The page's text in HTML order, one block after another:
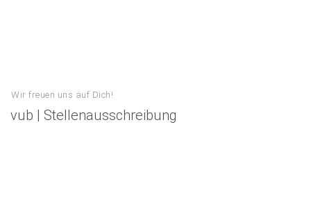
vub | Stellenausschreibung
Wir freuen uns auf Dich!